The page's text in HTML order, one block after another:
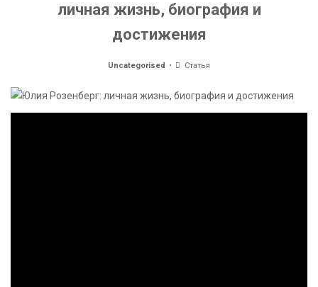
личная жизнь, биография и
достижения
Uncategorised Статья